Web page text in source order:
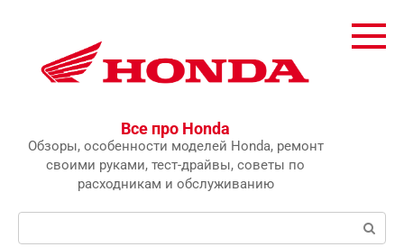
Все про Honda
Обзоры, особенности моделей Honda, ремонт
своими руками, тест-драйвы, советы по
расходникам и обслуживанию